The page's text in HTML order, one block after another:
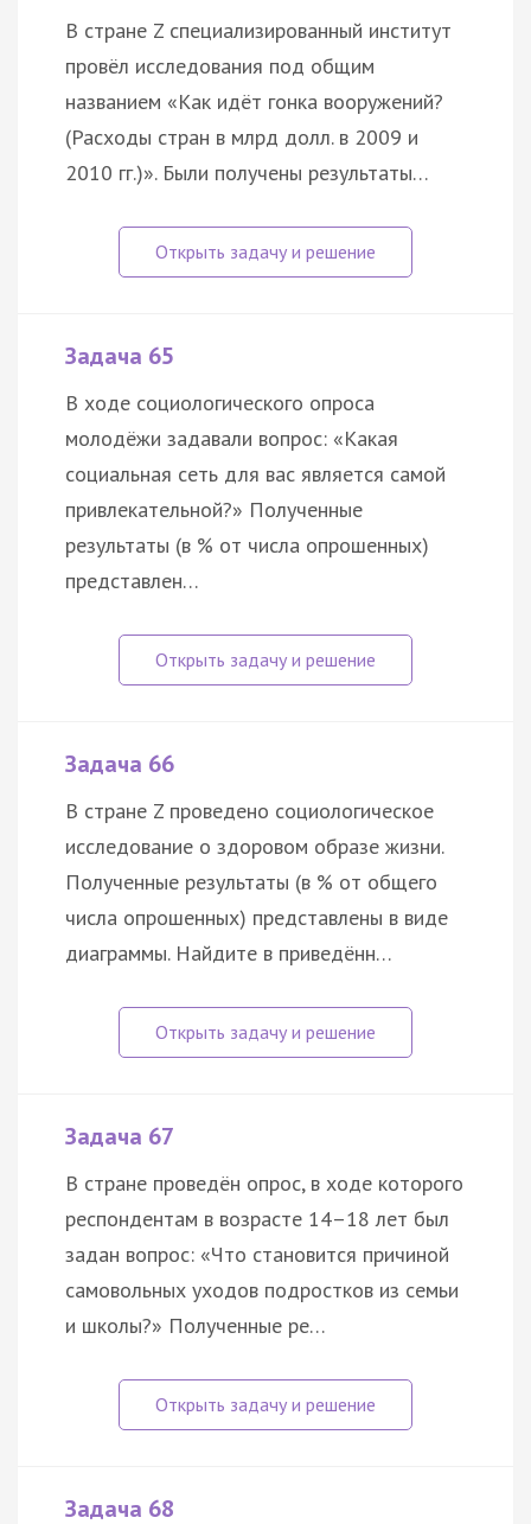
В стране Z специализированный институт
провёл исследования под общим
названием «Как идёт гонка вооружений?
(Расходы стран в млрд долл. в 2009 и
2010 гг.)». Были получены результаты…
Задача 65
В ходе социологического опроса
молодёжи задавали вопрос: «Какая
социальная сеть для вас является самой
привлекательной?» Полученные
результаты (в % от числа опрошенных)
представлен…
Задача 66
В стране Z проведено социологическое
исследование о здоровом образе жизни.
Полученные результаты (в % от общего
числа опрошенных) представлены в виде
диаграммы. Найдите в приведённ…
Задача 67
В стране проведён опрос, в ходе которого
респондентам в возрасте 14–18 лет был
задан вопрос: «Что становится причиной
самовольных уходов подростков из семьи
и школы?» Полученные ре…
Задача 68